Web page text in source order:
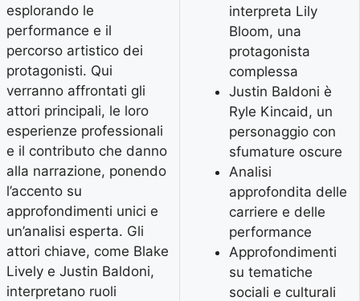
esplorando le
performance e il
percorso artistico dei
protagonisti. Qui
verranno affrontati gli
attori principali, le loro
esperienze professionali
e il contributo che danno
alla narrazione, ponendo
l’accento su
approfondimenti unici e
un’analisi esperta. Gli
attori chiave, come Blake
Lively e Justin Baldoni,
interpretano ruoli
interpreta Lily
Bloom, una
protagonista
complessa
Justin Baldoni è
Ryle Kincaid, un
personaggio con
sfumature oscure
Analisi
approfondita delle
carriere e delle
performance
Approfondimenti
su tematiche
sociali e culturali